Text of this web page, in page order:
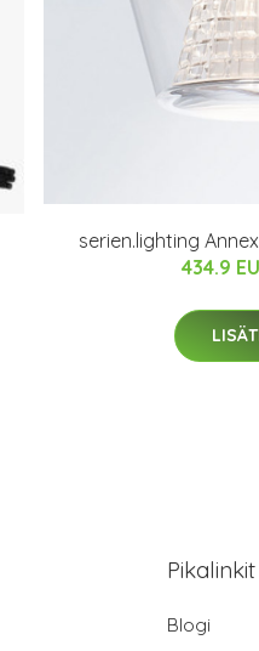
serien.lighting
434.9
Pikalinkit
Blogi